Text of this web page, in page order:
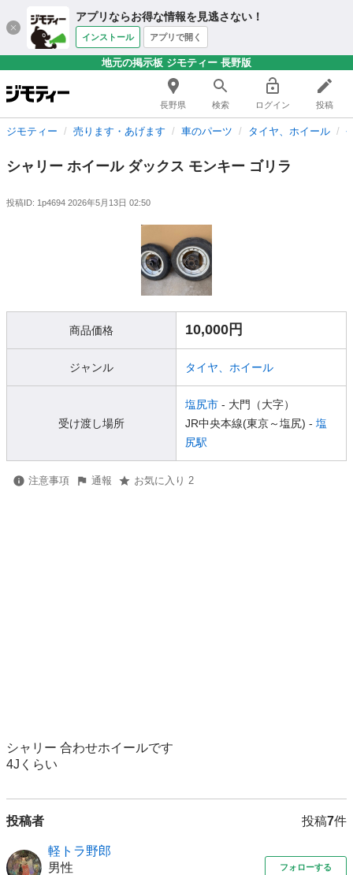
アプリならお得な情報を見逃さない！
インストール アプリで開く
地元の掲示板 ジモティー 長野版
長野県 検索 ログイン 投稿
ジモティー 売ります・あげます 車のパーツ タイヤ、ホイール
シャリー ホイール ダックス モンキー ゴリラ
投稿ID: 1p4694 2026年5月13日 02:50
商品価格 10,000円
ジャンル タイヤ、ホイール
受け渡し場所
塩尻市 - 大門（大字）
JR中央本線(東京～塩尻) - 塩
尻駅
注意事項 通報 お気に入り 2
シャリー 合わせホイールです
4Jくらい
投稿者 投稿7件
軽トラ野郎
男性
フォローする